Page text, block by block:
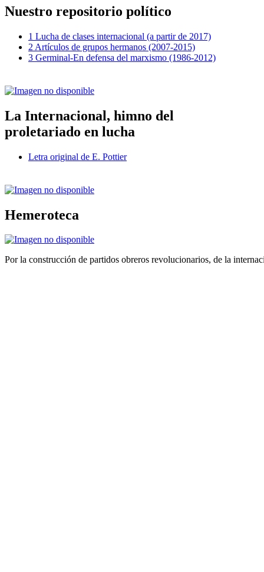
Nuestro repositorio político
1 Lucha de clases internacional (a partir de 2017)
2 Artículos de grupos hermanos (2007-2015)
3 Germinal-En defensa del marxismo (1986-2012)
La Internacional, himno del
proletariado en lucha
Letra original de E. Pottier
Hemeroteca
Por la construcción de partidos obreros revolucionarios, de la